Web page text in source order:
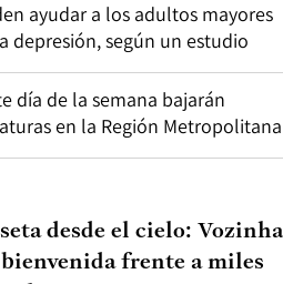
ayudar a los adultos mayores
depresión, según un estudio
día de la semana bajarán
en la Región Metropolitana
desde el cielo: Vozinha
frente a miles